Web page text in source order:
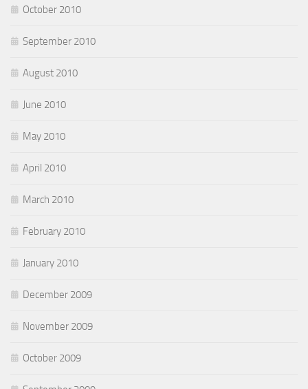
October 2010
September 2010
August 2010
June 2010
May 2010
April 2010
March 2010
February 2010
January 2010
December 2009
November 2009
October 2009